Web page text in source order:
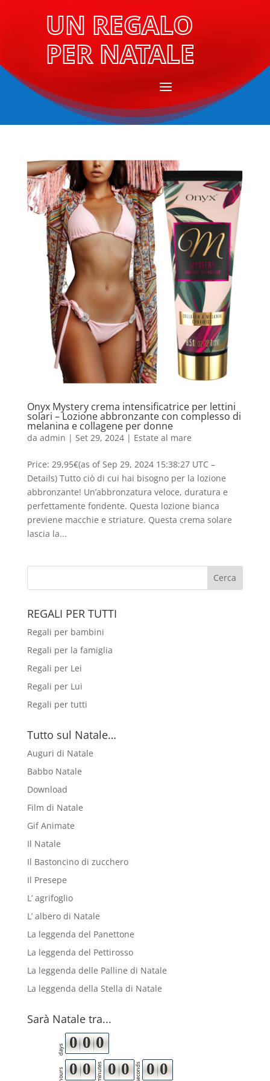
UN REGALO
PER NATALE
Onyx Mystery crema intensificatrice per lettini
solari – Lozione abbronzante con complesso di
melanina e collagene per donne
da admin | Set 29, 2024| Estate al mare
Price: 29,95€(as of Sep 29, 2024 15:38:27 UTC –
Details) Tutto ciò di cui hai bisogno per la lozione
abbronzante! Un’abbronzatura veloce, duratura e
perfettamente fondente. Questa lozione bianca
previene macchie e striature. Questa crema solare
lascia la...
REGALI PER TUTTI
Regali per bambini
Regali per la famiglia
Regali per Lei
Regali per Lui
Regali per tutti
Tutto sul Natale…
Auguri di Natale
Babbo Natale
Download
Film di Natale
Gif Animate
Il Natale
Il Bastoncino di zucchero
Il Presepe
L’ agrifoglio
L’ albero di Natale
La leggenda del Panettone
La leggenda del Pettirosso
La leggenda delle Palline di Natale
La leggenda della Stella di Natale
Sarà Natale tra...
days 0 0 0
hours 0 0 minutes 0 0 seconds 0 0